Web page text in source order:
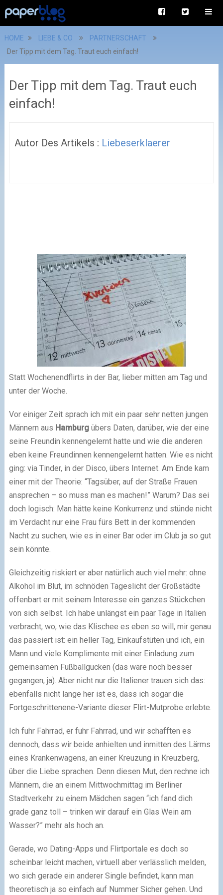
HOME LIEBE & CO
PARTNERSCHAFT
Der Tipp mit dem Tag. Traut euch einfach!
Der Tipp mit dem Tag. Traut euch
einfach!
Autor Des Artikels : Liebeserklaerer
Statt Wochenendflirts in der Bar, lieber mitten am Tag und
unter der Woche.
Vor einiger Zeit sprach ich mit ein paar sehr netten jungen
Männern aus Hamburgübers Daten, darüber, wie der eine
seine Freundin kennengelernt hatte und wie die anderen
eben keine Freundinnen kennengelernt hatten. Wie es nicht
ging: via Tinder, in der Disco, übers Internet. Am Ende kam
einer mit der Theorie: “Tagsüber, auf der Straße Frauen
ansprechen – so muss man es machen!” Warum? Das sei
doch logisch: Man hätte keine Konkurrenz und stünde nicht
im Verdacht nur eine Frau fürs Bett in der kommenden
Nacht zu suchen, wie es in einer Bar oder im Club ja so gut
sein könnte.
Gleichzeitig riskiert er aber natürlich auch viel mehr: ohne
Alkohol im Blut, im schnöden Tageslicht der Großstädte
offenbart er mit seinem Interesse ein ganzes Stückchen
von sich selbst. Ich habe unlängst ein paar Tage in Italien
verbracht, wo, wie das Klischee es eben so will, mir genau
das passiert ist: ein heller Tag, Einkaufstüten und ich, ein
Mann und viele Komplimente mit einer Einladung zum
gemeinsamen Fußballgucken (das wäre noch besser
gegangen, ja). Aber nicht nur die Italiener trauen sich das:
ebenfalls nicht lange her ist es, dass ich sogar die
Fortgeschrittenene-Variante dieser Flirt-Mutprobe erlebte.
Ich fuhr Fahrrad, er fuhr Fahrrad, und wir schafften es
dennoch, dass wir beide anhielten und inmitten des Lärms
eines Krankenwagens, an einer Kreuzung in Kreuzberg,
über die Liebe sprachen. Denn diesen Mut, den rechne ich
Männern, die an einem Mittwochmittag im Berliner
Stadtverkehr zu einem Mädchen sagen “ich fand dich
grade ganz toll – trinken wir darauf ein Glas Wein am
Wasser?” mehr als hoch an.
Gerade, wo Dating-Apps und Flirtportale es doch so
scheinbar leicht machen, virtuell aber verlässlich melden,
wo sich gerade ein anderer Single befindet, kann man
theoretisch ja so einfach auf Nummer Sicher gehen. Und